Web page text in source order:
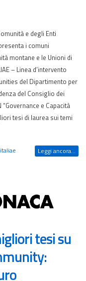
e degli Enti
i comuni
montane e le Unioni di
– Linea d’intervento
del Dipartimento per
del Consiglio dei
e Capacità
tesi di laurea sui temi
Leggi ancora...
tesi su